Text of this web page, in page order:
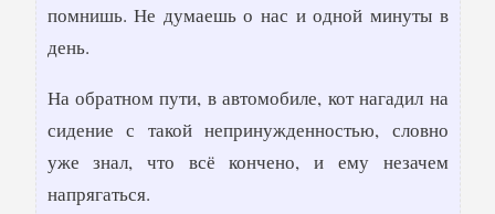
помнишь. Не думаешь о нас и одной минуты в
день.
На обратном пути, в автомобиле, кот нагадил на
сидение с такой непринужденностью, словно
уже знал, что всё кончено, и ему незачем
напрягаться.